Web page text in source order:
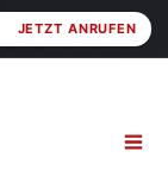
JETZT ANRUFEN